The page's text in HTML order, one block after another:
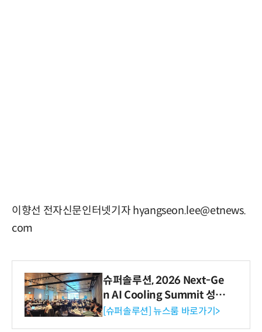
이향선 전자신문인터넷기자 hyangseon.lee@etnews.
com
슈퍼솔루션, 2026 Next-Ge
n AI Cooling Summit 성황
리 성료
[슈퍼솔루션] 뉴스룸 바로가기>